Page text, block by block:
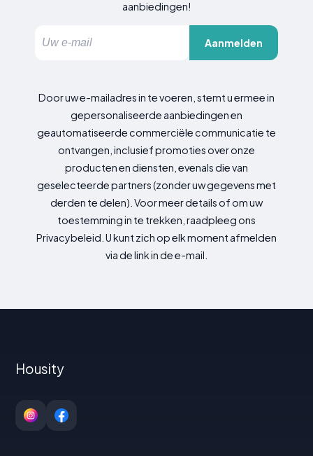
aanbiedingen!
Aanmelden
Door uw e-mailadres in te voeren, stemt u ermee in
gepersonaliseerde aanbiedingen en
geautomatiseerde commerciële communicatie te
ontvangen, inclusief promoties over onze
producten en diensten, evenals die van
geselecteerde partners (zonder uw gegevens met
derden te delen). Voor meer details of om uw
toestemming in te trekken, raadpleeg ons
Privacybeleid. U kunt zich op elk moment afmelden
via de link in de e-mail.
Housity